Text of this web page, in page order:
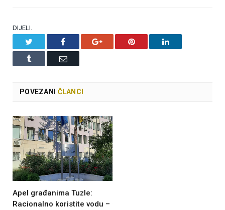
DIJELI.
Facebook Google+ Pinterest LinkedIn
Tumblr Email
POVEZANI ČLANCI
Apel građanima Tuzle:
Racionalno koristite vodu –